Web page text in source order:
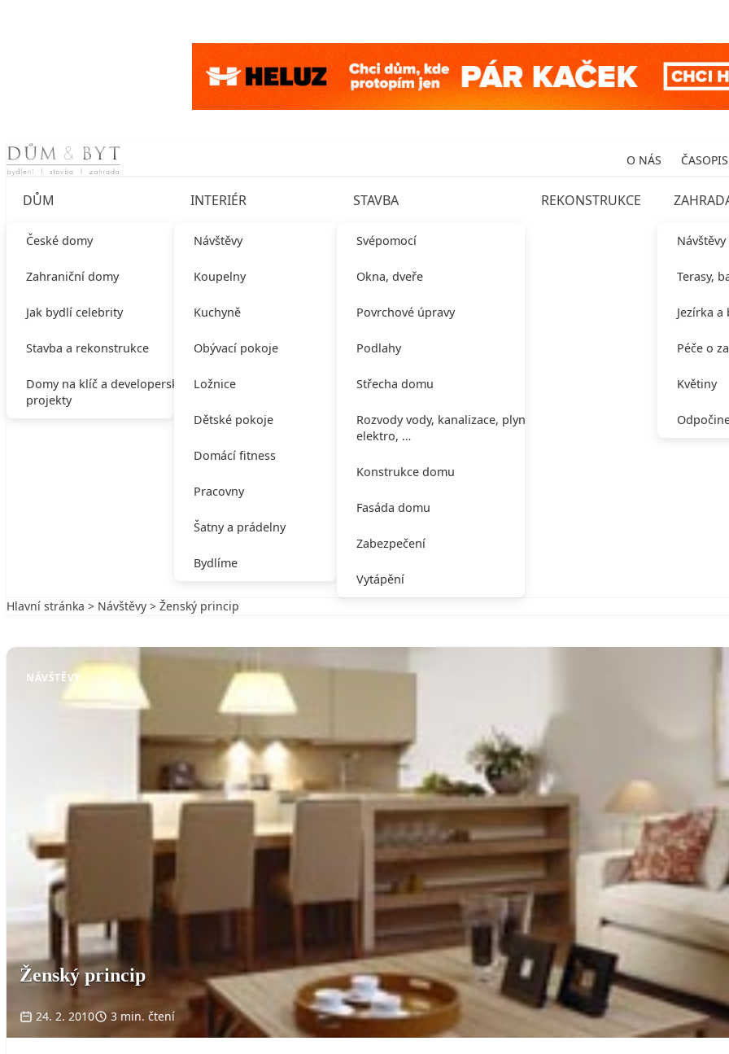
Skip to content O NÁS ČASOPIS
DŮM
České domy
Zahraniční domy
Jak bydlí celebrity
Stavba a rekonstrukce
Domy na klíč a developerské
projekty
INTERIÉR
Návštěvy
Koupelny
Kuchyně
Obývací pokoje
Ložnice
Dětské pokoje
Domácí fitness
Pracovny
Šatny a prádelny
Bydlíme
STAVBA
Svépomocí
Okna, dveře
Povrchové úpravy
Podlahy
Střecha domu
Rozvody vody, kanalizace, plynu,
elektro, …
Konstrukce domu
Fasáda domu
Zabezpečení
Vytápění
REKONSTRUKCE
Terasy,
Jezírka a
Péče o
Květiny
Hlavní stránka > Návštěvy > Ženský princip
NÁVŠTĚVY
Ženský princip
24. 2. 2010 3 min. čtení